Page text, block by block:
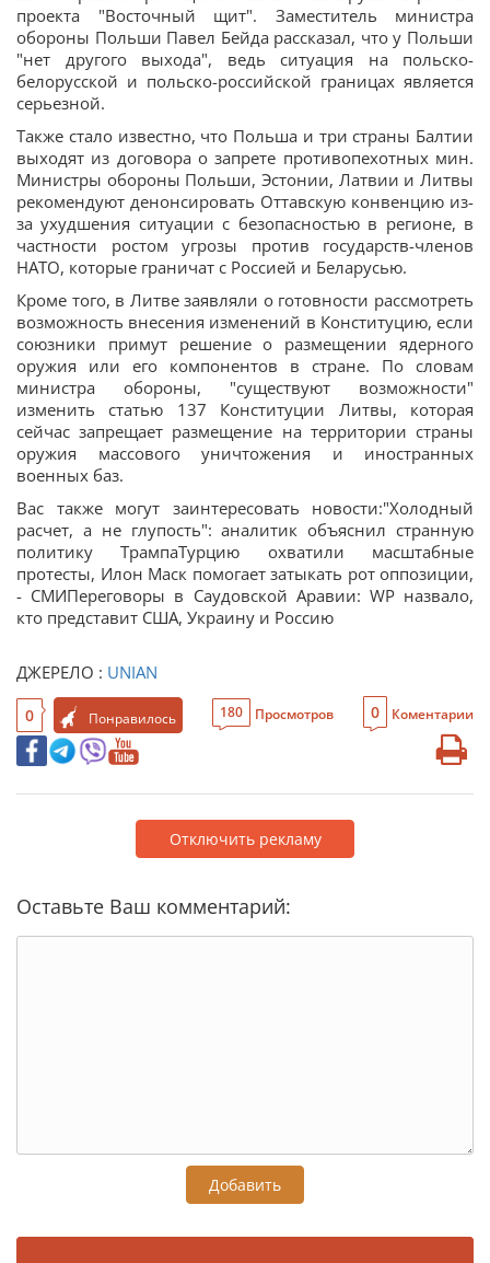
проекта "Восточный щит". Заместитель министра
обороны Польши Павел Бейда рассказал, что у Польши
"нет другого выхода", ведь ситуация на польско-
белорусской и польско-российской границах является
серьезной.
Также стало известно, что Польша и три страны Балтии
выходят из договора о запрете противопехотных мин.
Министры обороны Польши, Эстонии, Латвии и Литвы
рекомендуют денонсировать Оттавскую конвенцию из-
за ухудшения ситуации с безопасностью в регионе, в
частности ростом угрозы против государств-членов
НАТО, которые граничат с Россией и Беларусью.
Кроме того, в Литве заявляли о готовности рассмотреть
возможность внесения изменений в Конституцию, если
союзники примут решение о размещении ядерного
оружия или его компонентов в стране. По словам
министра обороны, "существуют возможности"
изменить статью 137 Конституции Литвы, которая
сейчас запрещает размещение на территории страны
оружия массового уничтожения и иностранных
военных баз.
Вас также могут заинтересовать новости:"Холодный
расчет, а не глупость": аналитик объяснил странную
политику ТрампаТурцию охватили масштабные
протесты, Илон Маск помогает затыкать рот оппозиции,
- СМИПереговоры в Саудовской Аравии: WP назвало,
кто представит США, Украину и Россию
ДЖЕРЕЛО : UNIAN
0 Понравилось 180 Просмотров 0 Коментарии
Отключить рекламу
Оставьте Ваш комментарий:
Добавить